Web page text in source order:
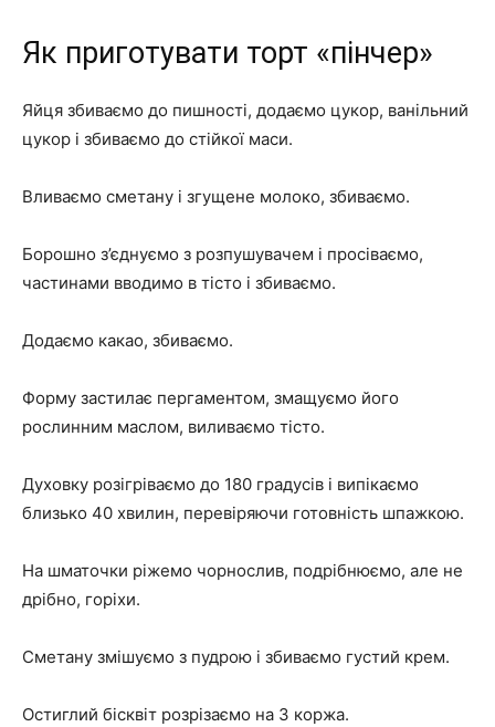
Як приготувати торт «пінчер»
Яйця збиваємо до пишності, додаємо цукор, ванільний
цукор і збиваємо до стійкої маси.
Вливаємо сметану і згущене молоко, збиваємо.
Борошно з’єднуємо з розпушувачем і просіваємо,
частинами вводимо в тісто і збиваємо.
Додаємо какао, збиваємо.
Форму застилає пергаментом, змащуємо його
рослинним маслом, виливаємо тісто.
Духовку розігріваємо до 180 градусів і випікаємо
близько 40 хвилин, перевіряючи готовність шпажкою.
На шматочки ріжемо чорнослив, подрібнюємо, але не
дрібно, горіхи.
Сметану змішуємо з пудрою і збиваємо густий крем.
Остиглий бісквіт розрізаємо на 3 коржа.